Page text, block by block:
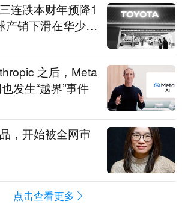
连跌本财年预降1
产销下滑在华少卖
之后，Meta
发生“越界”事件
，开始被全网审
点击查看更多